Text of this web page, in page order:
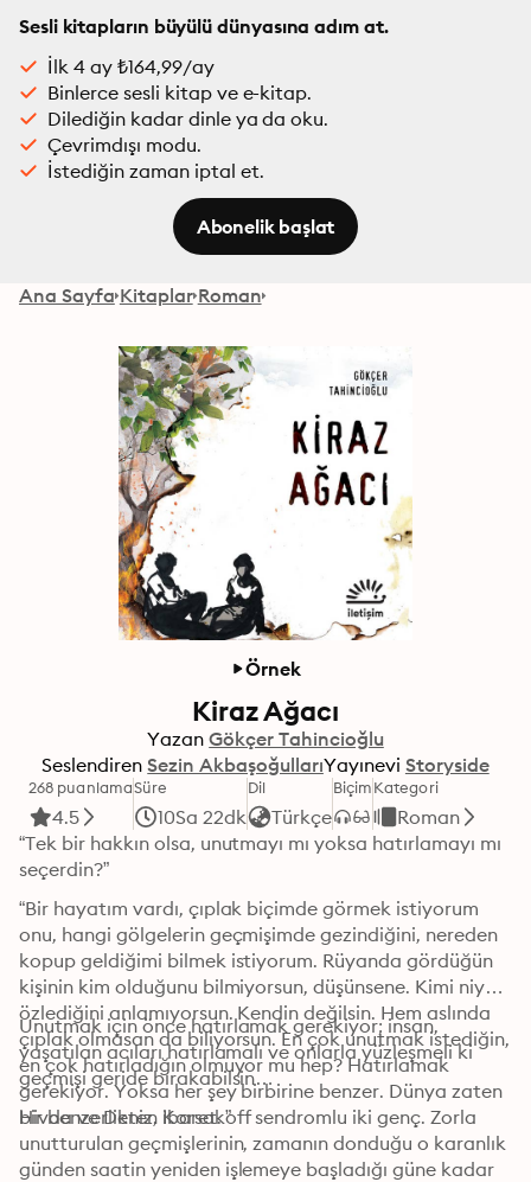
Sesli kitapların büyülü dünyasına adım at.
İlk 4 ay ₺164,99/ay
Binlerce sesli kitap ve e-kitap.
Dilediğin kadar dinle ya da oku.
Çevrimdışı modu.
İstediğin zaman iptal et.
Abonelik başlat
Ana Sayfa Kitaplar Roman
Örnek
Kiraz Ağacı
Yazan Gökçer Tahincioğlu
Seslendiren Sezin AkbaşoğullarıYayınevi Storyside
268 puanlama
4.5
Süre
10Sa 22dk
Dil
Türkçe
BiçimKategori
Roman
“Tek bir hakkın olsa, unutmayı mı yoksa hatırlamayı mı
seçerdin?”
“Bir hayatım vardı, çıplak biçimde görmek istiyorum
onu, hangi gölgelerin geçmişimde gezindiğini, nereden
kopup geldiğimi bilmek istiyorum. Rüyanda gördüğün
kişinin kim olduğunu bilmiyorsun, düşünsene. Kimi niye
özlediğini anlamıyorsun. Kendin değilsin. Hem aslında
çıplak olmasan da biliyorsun. En çok unutmak istediğin,
en çok hatırladığın olmuyor mu hep? Hatırlamak
gerekiyor. Yoksa her şey birbirine benzer. Dünya zaten
bir benzerlikten ibaret. ”
Unutmak için önce hatırlamak gerekiyor; insan,
yaşatılan acıları hatırlamalı ve onlarla yüzleşmeli ki
geçmişi geride bırakabilsin…
Hivda ve Deniz, Korsakoff sendromlu iki genç. Zorla
unutturulan geçmişlerinin, zamanın donduğu o karanlık
günden saatin yeniden işlemeye başladığı güne kadar